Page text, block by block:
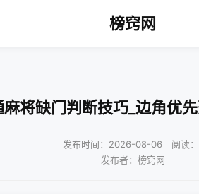
榜窍网
将缺门判断技巧_边角优
发布时间：2026-08-06｜阅读：
发布者：榜窍网